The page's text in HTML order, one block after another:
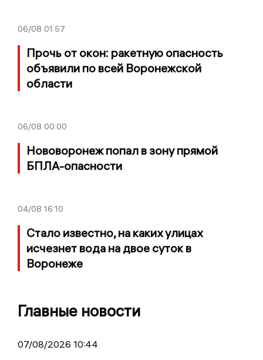
06/08 01:57
Прочь от окон: ракетную опасность
объявили по всей Воронежской
области
06/08 00:00
Нововоронеж попал в зону прямой
БПЛА-опасности
04/08 16:10
Стало известно, на каких улицах
исчезнет вода на двое суток в
Воронеже
Главные новости
07/08/2026 10:44